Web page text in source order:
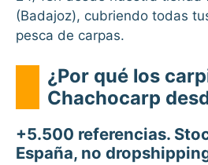
(Badajoz), cubriendo todas
pesca de carpas.
¿Por qué los
Chachocarp
+5.500 referencias.
España, no